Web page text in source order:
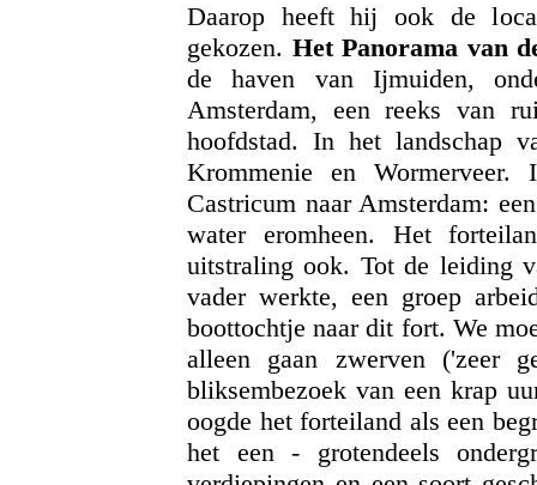
Daarop heeft hij ook de
gekozen. Het Panorama van
de haven van Ijmuiden,
Amsterdam, een reeks van
hoofdstad. In het landschap
Krommenie en
Castricum naar Amsterdam:
water eromheen. Het
uitstraling ook. Tot de leiding
vader werkte, een groep
boottochtje naar dit fort. We
alleen gaan zwerven ('zeer
bliksembezoek van een krap
oogde het forteiland als een
het een - grotendeels